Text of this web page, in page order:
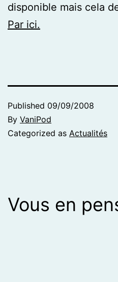
disponible mais cela
Par ici.
Published 09/09/2008
By VaniPod
Categorized as Actualités
Vous en